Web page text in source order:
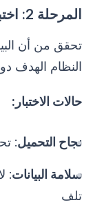
المرحلة 2: اختبار التحميل
تحقق من أن
النظام الهدف
حالات الاختبار:
نجاح التحميل:
سلامة البيانات:
تلف